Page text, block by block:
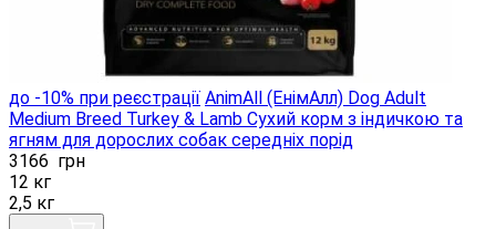
до -10% при реєстрації AnimAll (ЕнімАлл) Dog Adult
Medium Breed Turkey & Lamb Сухий корм з індичкою та
ягням для дорослих собак середніх порід
3166 грн
12 кг
2,5 кг